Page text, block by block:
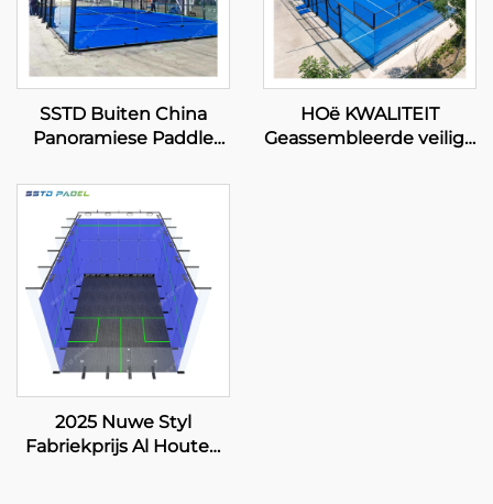
SSTD Buiten China
Panoramiese Paddle
Professionele
vervaardiger Klassieke
Padel Hof Gevorderde
Tegnologie vir Padel
Klub 001-2
HOë KWALITEIT
Geassembleerde veilige
2025 Nuwe Styl
Fabriekprijs Al Houten